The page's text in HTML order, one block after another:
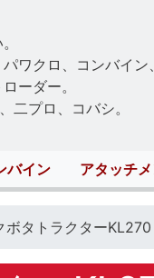
ワクロ、コンバイン、
ーダー。
二プロ、コバシ。
バイン アタッチメ
ボタトラクターKL270